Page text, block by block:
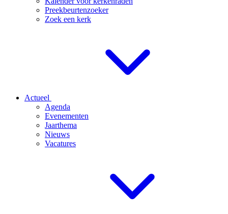
Preekbeurtenzoeker
Zoek een kerk
Actueel
Agenda
Evenementen
Jaarthema
Nieuws
Vacatures